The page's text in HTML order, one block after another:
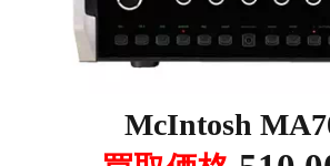
McIntosh